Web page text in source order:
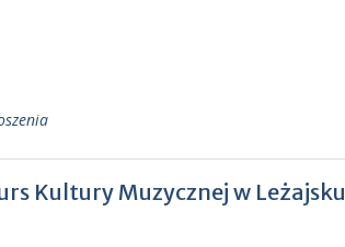
Kultury Muzycznej w Leżajsku